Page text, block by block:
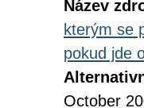
Název
kterým se
pokud jde
October